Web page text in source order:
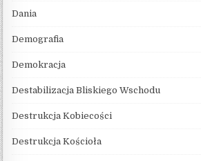
Dania
Demografia
Demokracja
Destabilizacja Bliskiego Wschodu
Destrukcja Kobiecości
Destrukcja Kościoła